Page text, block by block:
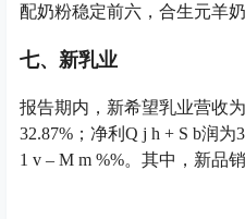
配奶粉稳定前六，合生元羊奶
七、新乳业
报告期内，新希望乳业营收
32.87%；净利 Q j h + S b润为
1 v – M m %%。其中，新品